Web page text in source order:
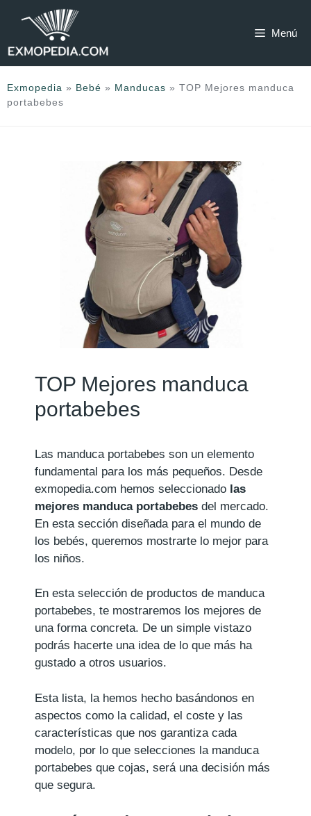
Menú
Exmopedia » Bebé » Manducas » TOP Mejores manduca
portabebes
TOP Mejores manduca
portabebes
Las manduca portabebes son un elemento
fundamental para los más pequeños. Desde
exmopedia.com hemos seleccionado las
mejores manduca portabebes del mercado.
En esta sección diseñada para el mundo de
los bebés, queremos mostrarte lo mejor para
los niños.
En esta selección de productos de manduca
portabebes, te mostraremos los mejores de
una forma concreta. De un simple vistazo
podrás hacerte una idea de lo que más ha
gustado a otros usuarios.
Esta lista, la hemos hecho basándonos en
aspectos como la calidad, el coste y las
características que nos garantiza cada
modelo, por lo que selecciones la manduca
portabebes que cojas, será una decisión más
que segura.